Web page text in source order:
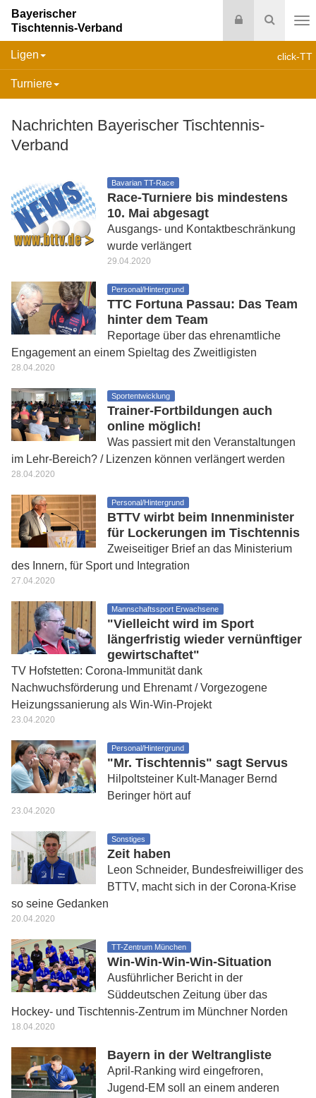
Suche
Login
Bayerischer
Tischtennis-Verband
click-TT
Ligen
Turniere
Nachrichten Bayerischer Tischtennis-
Verband
Bavarian TT-Race
Race-Turniere bis mindestens
10. Mai abgesagt
Ausgangs- und Kontaktbeschränkung
wurde verlängert
29.04.2020
Personal/Hintergrund
TTC Fortuna Passau: Das Team
hinter dem Team
Reportage über das ehrenamtliche
Engagement an einem Spieltag des Zweitligisten
28.04.2020
Sportentwicklung
Trainer-Fortbildungen auch
online möglich!
Was passiert mit den Veranstaltungen
im Lehr-Bereich? / Lizenzen können verlängert werden
28.04.2020
Personal/Hintergrund
BTTV wirbt beim Innenminister
für Lockerungen im Tischtennis
Zweiseitiger Brief an das Ministerium
des Innern, für Sport und Integration
27.04.2020
Mannschaftssport Erwachsene
"Vielleicht wird im Sport
längerfristig wieder vernünftiger
gewirtschaftet"
TV Hofstetten: Corona-Immunität dank
Nachwuchsförderung und Ehrenamt / Vorgezogene
Heizungssanierung als Win-Win-Projekt
23.04.2020
Personal/Hintergrund
"Mr. Tischtennis" sagt Servus
Hilpoltsteiner Kult-Manager Bernd
Beringer hört auf
23.04.2020
Sonstiges
Zeit haben
Leon Schneider, Bundesfreiwilliger des
BTTV, macht sich in der Corona-Krise
so seine Gedanken
20.04.2020
TT-Zentrum München
Win-Win-Win-Win-Situation
Ausführlicher Bericht in der
Süddeutschen Zeitung über das
Hockey- und Tischtennis-Zentrum im Münchner Norden
18.04.2020
Bayern in der Weltrangliste
April-Ranking wird eingefroren,
Jugend-EM soll an einem anderen